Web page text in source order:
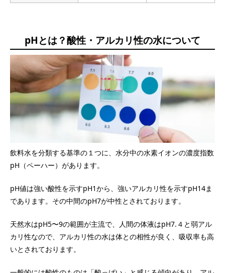
pHとは？酸性・アルカリ性の水について
飲料水を分類する基準の１つに、水分中の水素イオンの濃度指数
pH（ペーハー）があります。
pH値は強い酸性を示すpH1から、強いアルカリ性を示すpH14ま
であります。その中間のpH7が中性とされております。
天然水はpH5〜9の範囲が主流で、人間の体液はpH7.４と弱アル
カリ性なので、アルカリ性の水は体との相性が良く、吸収率も高
いとされております。